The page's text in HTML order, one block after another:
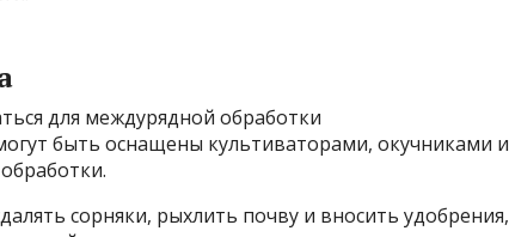
для междурядной обработки
быть оснащены культиваторами, окучниками и
сорняки, рыхлить почву и вносить удобрения,